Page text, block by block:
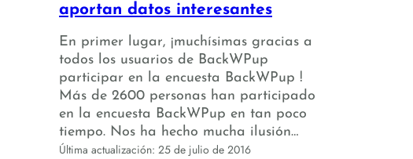
aportan datos interesantes
En primer lugar, ¡muchísimas gracias a
todos los usuarios de BackWPup
participar en la encuesta BackWPup !
Más de 2600 personas han participado
en la encuesta BackWPup en tan poco
tiempo. Nos ha hecho mucha ilusión…
Última actualización: 25 de julio de 2016